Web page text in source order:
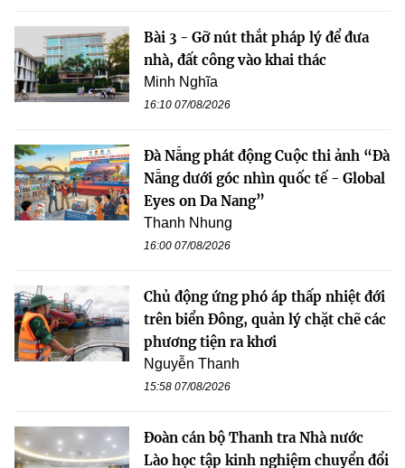
Bài 3 - Gỡ nút thắt pháp lý để đưa
nhà, đất công vào khai thác
Minh Nghĩa
16:10 07/08/2026
Đà Nẵng phát động Cuộc thi ảnh “Đà
Nẵng dưới góc nhìn quốc tế - Global
Eyes on Da Nang”
Thanh Nhung
16:00 07/08/2026
Chủ động ứng phó áp thấp nhiệt đới
trên biển Đông, quản lý chặt chẽ các
phương tiện ra khơi
Nguyễn Thanh
15:58 07/08/2026
Đoàn cán bộ Thanh tra Nhà nước
Lào học tập kinh nghiệm chuyển đổi